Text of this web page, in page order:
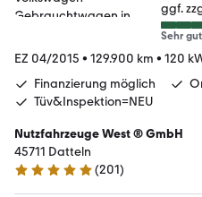
ggf.
Sehr
EZ 04/2015 • 129.900 km • 120
Finanzierung möglich
Tüv&Inspektion=NEU
Nutzfahrzeuge West ® GmbH
45711 Datteln
4.9 Sterne
(201)